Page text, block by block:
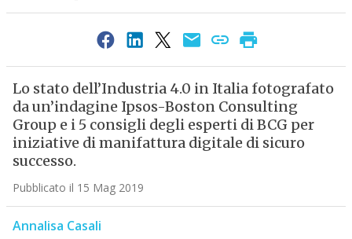
Lo stato dell’Industria 4.0 in Italia fotografato
da un’indagine Ipsos-Boston Consulting
Group e i 5 consigli degli esperti di BCG per
iniziative di manifattura digitale di sicuro
successo.
Pubblicato il 15 Mag 2019
Annalisa Casali